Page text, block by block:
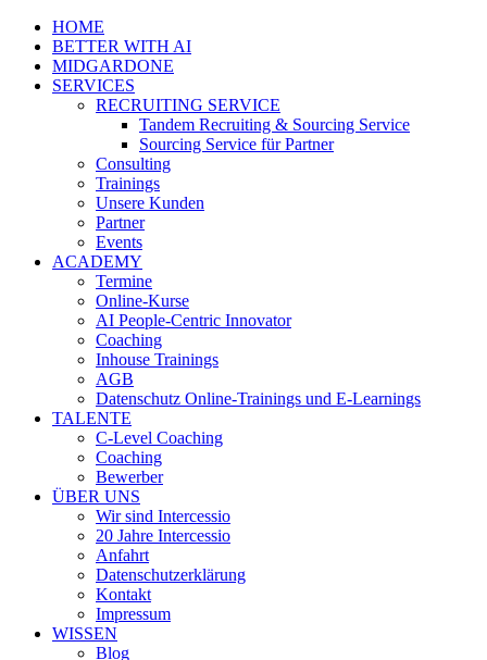
HOME
BETTER WITH AI
MIDGARDONE
SERVICES
RECRUITING SERVICE
Tandem Recruiting & Sourcing Service
Sourcing Service für Partner
Consulting
Trainings
Unsere Kunden
Partner
Events
ACADEMY
Termine
Online-Kurse
AI People-Centric Innovator
Coaching
Inhouse Trainings
AGB
Datenschutz Online-Trainings und E-Learnings
TALENTE
C-Level Coaching
Coaching
Bewerber
ÜBER UNS
Wir sind Intercessio
20 Jahre Intercessio
Anfahrt
Datenschutzerklärung
Kontakt
Impressum
WISSEN
Blog